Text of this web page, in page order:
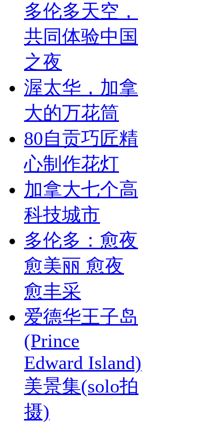
多伦多天空，
共同体验中国
之夜
渥太华，加拿
大的万花筒
80自贡巧匠精
心制作花灯
加拿大七个高
科技城市
多伦多：愈夜
愈美丽 愈夜
愈丰采
爱德华王子岛
(Prince
Edward Island)
美景集(solo拍
摄)